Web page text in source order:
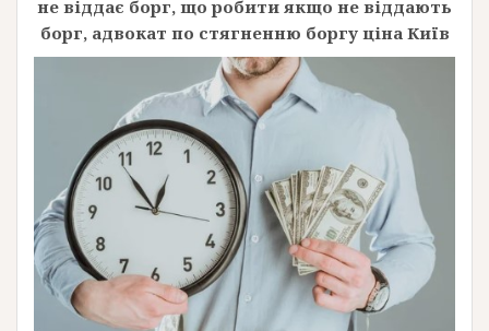
не віддає борг, що робити якщо не віддають
борг, адвокат по стягненню боргу ціна Київ